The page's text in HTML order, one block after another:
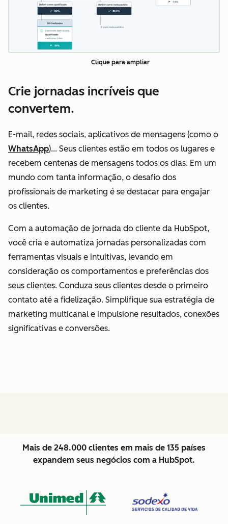
Clique para ampliar
Crie jornadas incríveis que
convertem.
E-mail, redes sociais, aplicativos de mensagens (como o
WhatsApp)... Seus clientes estão em todos os lugares e
recebem centenas de mensagens todos os dias. Em um
mundo com tanta informação, o desafio dos
profissionais de marketing é se destacar para engajar
os clientes.
Com a automação de jornada do cliente da HubSpot,
você cria e automatiza jornadas personalizadas com
ferramentas visuais e intuitivas, levando em
consideração os comportamentos e preferências dos
seus clientes. Conduza seus clientes desde o primeiro
contato até a fidelização. Simplifique sua estratégia de
marketing multicanal e impulsione resultados, conexões
significativas e conversões.
Mais de 248.000 clientes em mais de 135 países
expandem seus negócios com a HubSpot.